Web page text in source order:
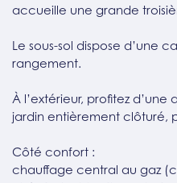
accueille une grande
Le sous-sol dispose d’une
rangement.
À l’extérieur, profitez d’une
jardin entièrement clôturé,
Côté confort :
chauffage central au gaz